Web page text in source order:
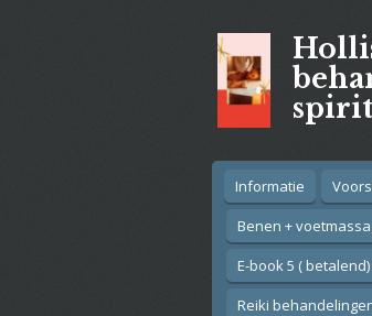
Informatie
Benen +
E-book 5 (
Reiki